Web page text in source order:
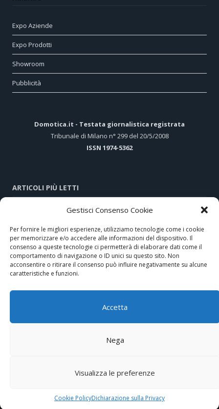
Gestisci Consenso Cookie
Per fornire le migliori esperienze, utilizziamo tecnologie come i cookie
per memorizzare e/o accedere alle informazioni del dispositivo. Il
consenso a queste tecnologie ci permetterà di elaborare dati come il
comportamento di navigazione o ID unici su questo sito. Non
acconsentire o ritirare il consenso può influire negativamente su alcune
caratteristiche e funzioni.
Accetta
Nega
Visualizza le preferenze
Cookie PolicyDichiarazione sulla Privacy
Expo Aziende
Expo Prodotti
Showroom
Pubblicità
Domotica.it - Testata giornalistica registrata
Tribunale di Milano n° 299 del 20/5/2008
ISSN 1974-5362
ARTICOLI PIÙ LETTI
Comunicatore telefonico GSM/GPRS 473-29X di DAITEM, la
sicurezza avanzata anche via MMS
A scuola di elettrodomestici intelligenti: la LIUC organizza un
master di meccatronica
Newsletter
© ARA Tecnica P.IVA 05464180966